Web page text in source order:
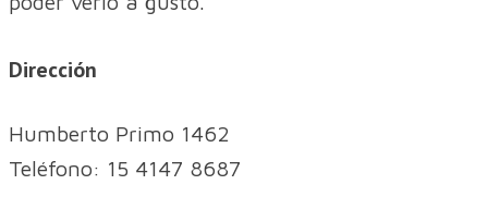
Dirección
Humberto Primo 1462
Teléfono: 15 4147 8687